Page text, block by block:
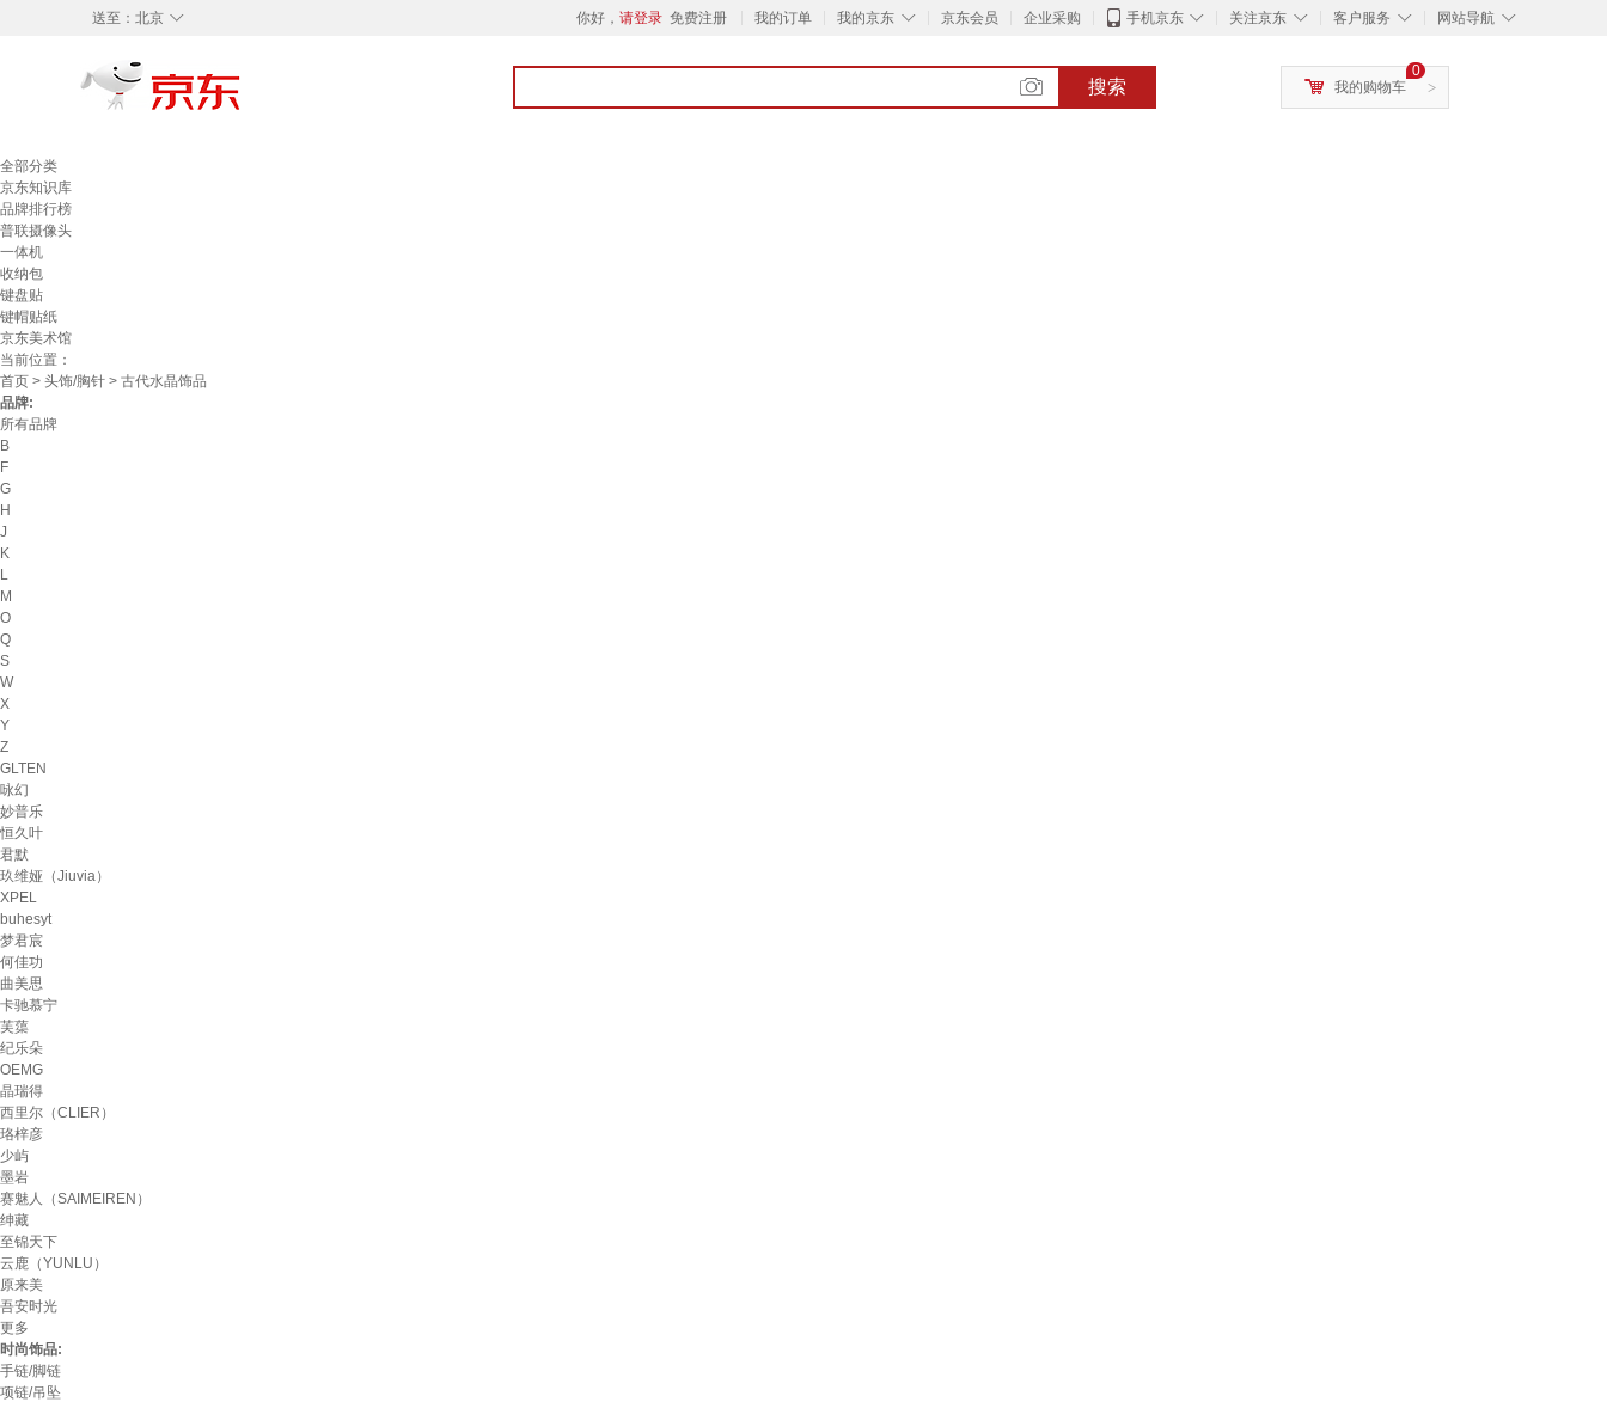
◇
送至： 北京 你好， 请登录 免费注册 我的订单 ◇
我的京东 京东会员 企业采购 ◇
手机京东 ◇
关注京东 ◇
客户服务 ◇
网站导航
搜索 >
0
我的购物车
全部分类
京东知识库
品牌排行榜
普联摄像头
一体机
收纳包
键盘贴
键帽贴纸
京东美术馆
当前位置：
首页 > 头饰/胸针 > 古代水晶饰品
品牌:
所有品牌
B
F
G
H
J
K
L
M
O
Q
S
W
X
Y
Z
GLTEN
咏幻
妙普乐
恒久叶
君默
玖维娅（Jiuvia）
XPEL
buhesyt
梦君宸
何佳功
曲美思
卡驰慕宁
芙蕖
纪乐朵
OEMG
晶瑞得
西里尔（CLIER）
珞梓彦
少屿
墨岩
赛魅人（SAIMEIREN）
绅藏
至锦天下
云鹿（YUNLU）
原来美
吾安时光
更多
时尚饰品:
手链/脚链
项链/吊坠